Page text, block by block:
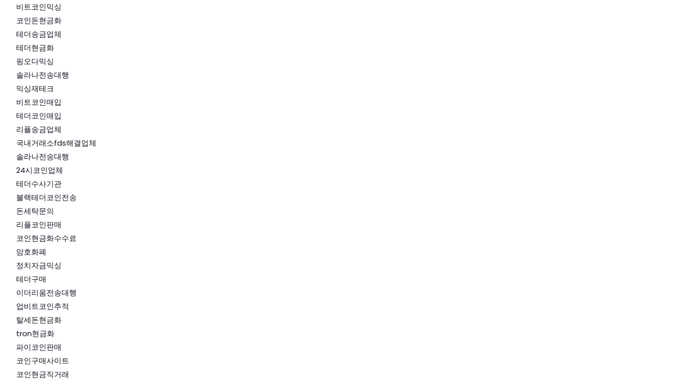
비트코인믹싱
코인돈현금화
테더송금업체
테더현금화
핑오다믹싱
솔라나전송대행
믹싱재테크
비트코인매입
테더코인매입
리플송금업체
국내거래소fds해결업체
솔라나전송대행
24시코인업체
테더수사기관
블랙테더코인전송
돈세탁문의
리플코인판매
코인현금화수수료
암호화폐
정치자금믹싱
테더구매
이더리움전송대행
업비트코인추적
탈세돈현금화
tron현금화
파이코인판매
코인구매사이트
코인현금직거래